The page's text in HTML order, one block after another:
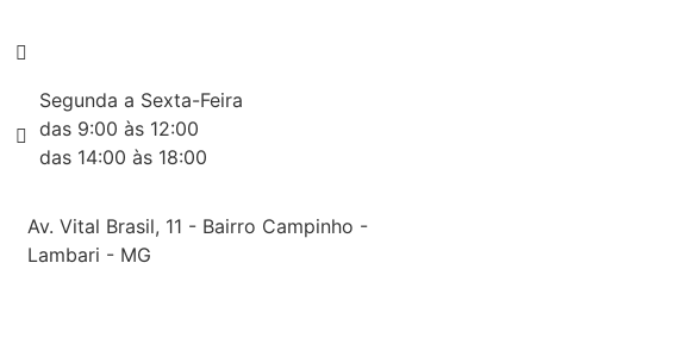
Segunda a Sexta-Feira
das 9:00 às 12:00
das 14:00 às 18:00
Av. Vital Brasil, 11 - Bairro Campinho -
Lambari - MG